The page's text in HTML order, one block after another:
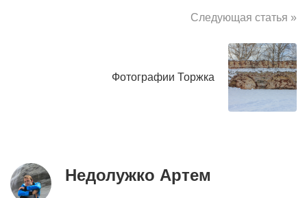
Следующая статья »
Фотографии Торжка
Недолужко Артем